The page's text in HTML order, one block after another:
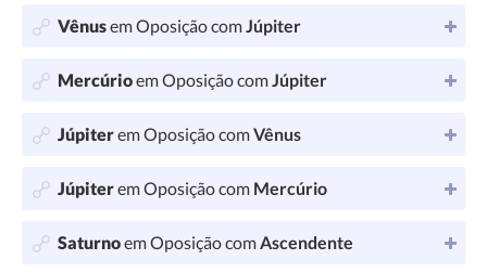
Vênusem Oposição comJúpiter
Mercúrioem Oposição comJúpiter
Júpiterem Oposição comVênus
Júpiterem Oposição com Mercúrio
Saturnoem Oposição comAscendente